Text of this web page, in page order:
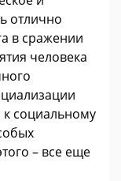
отлично
в сражении
человека
к социальному
– все еще